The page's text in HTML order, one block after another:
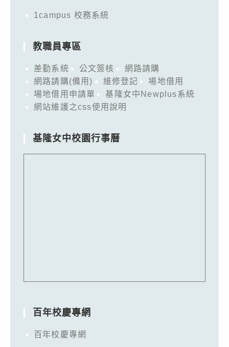
1campus 校務系統
教職員專區
差勤系統 公文簽核
網路請購
網路請購(備用)
維修登記
場地借用
場地借用申請單
基隆女中Newplus系統
網站維護之css使用說明
基隆女中校園行事曆
百年校慶專網
百年校慶專網